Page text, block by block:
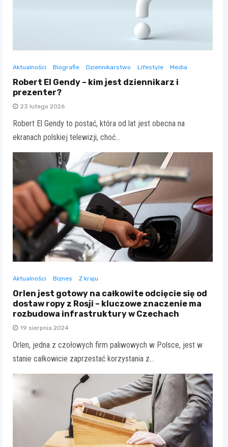
Aktualności Biografie Dziennikarstwo Lifestyle Media
Robert El Gendy – kim jest dziennikarz i
prezenter?
23 lutego 2026
Robert El Gendy to postać, która od lat jest obecna na
ekranach polskiej telewizji, choć…
Aktualności Biznes Z kraju
Orlen jest gotowy na całkowite odcięcie się od
dostaw ropy z Rosji – kluczowe znaczenie ma
rozbudowa infrastruktury w Czechach
19 sierpnia 2024
Orlen, jedna z czołowych firm paliwowych w Polsce, jest w
stanie całkowicie zaprzestać korzystania z…